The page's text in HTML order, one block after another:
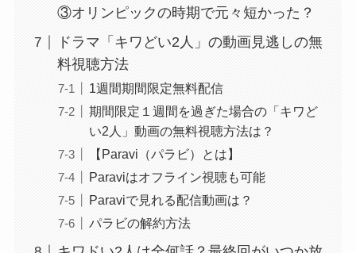
③オリンピックの時期で元々短かった？
ドラマ「キワどい2人」の動画見逃しの無
料視聴方法
1週間期間限定無料配信
期間限定１週間を過ぎた場合の「キワど
い2人」動画の無料視聴方法は？
【Paravi（パラビ）とは】
Paraviはオフライン視聴も可能
Paraviで見れる配信動画は？
パラビの解約方法